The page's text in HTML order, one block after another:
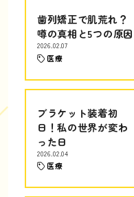
歯列矯正で肌荒れ？
噂の真相と5つの原因
2026.02.07
医療
ブラケット装着初
日！私の世界が変わ
った日
2026.02.04
医療